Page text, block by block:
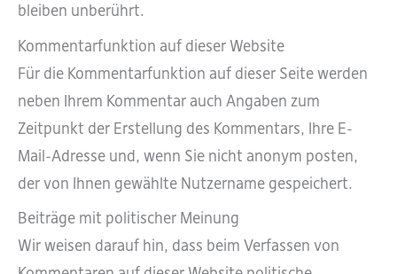
bleiben unberührt.
Kommentarfunktion auf dieser Website
Für die Kommentarfunktion auf dieser Seite werden
neben Ihrem Kommentar auch Angaben zum
Zeitpunkt der Erstellung des Kommentars, Ihre E-
Mail-Adresse und, wenn Sie nicht anonym posten,
der von Ihnen gewählte Nutzername gespeichert.
Beiträge mit politischer Meinung
Wir weisen darauf hin, dass beim Verfassen von